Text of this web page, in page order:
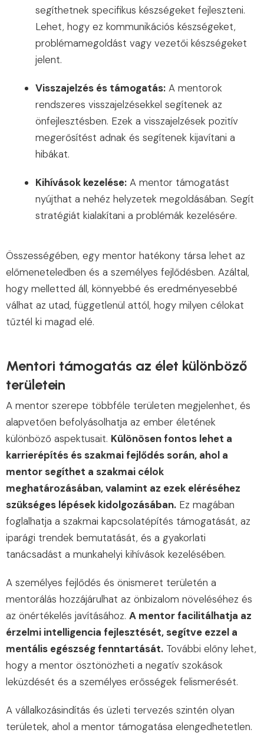
segíthetnek specifikus készségeket fejleszteni.
Lehet, hogy ez kommunikációs készségeket,
problémamegoldást vagy vezetői készségeket
jelent.
Visszajelzés és támogatás: A mentorok
rendszeres visszajelzésekkel segítenek az
önfejlesztésben. Ezek a visszajelzések pozitív
megerősítést adnak és segítenek kijavítani a
hibákat.
Kihívások kezelése: A mentor támogatást
nyújthat a nehéz helyzetek megoldásában. Segít
stratégiát kialakítani a problémák kezelésére.
Összességében, egy mentor hatékony társa lehet az
előmeneteledben és a személyes fejlődésben. Azáltal,
hogy melletted áll, könnyebbé és eredményesebbé
válhat az utad, függetlenül attól, hogy milyen célokat
tűztél ki magad elé.
Mentori támogatás az élet különböző
területein
A mentor szerepe többféle területen megjelenhet, és
alapvetően befolyásolhatja az ember életének
különböző aspektusait. Különösen fontos lehet a
karrierépítés és szakmai fejlődés során, ahol a
mentor segíthet a szakmai célok
meghatározásában, valamint az ezek eléréséhez
szükséges lépések kidolgozásában. Ez magában
foglalhatja a szakmai kapcsolatépítés támogatását, az
iparági trendek bemutatását, és a gyakorlati
tanácsadást a munkahelyi kihívások kezelésében.
A személyes fejlődés és önismeret területén a
mentorálás hozzájárulhat az önbizalom növeléséhez és
az önértékelés javításához. A mentor facilitálhatja az
érzelmi intelligencia fejlesztését, segítve ezzel a
mentális egészség fenntartását. További előny lehet,
hogy a mentor ösztönözheti a negatív szokások
leküzdését és a személyes erősségek felismerését.
A vállalkozásindítás és üzleti tervezés szintén olyan
területek, ahol a mentor támogatása elengedhetetlen.